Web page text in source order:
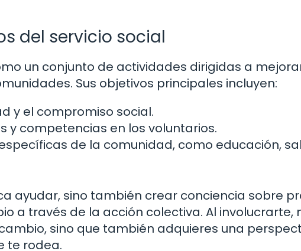
del servicio social
un conjunto de actividades dirigidas a
Sus objetivos principales incluyen:
y el compromiso social.
y competencias en los voluntarios.
de la comunidad, como educación,
ayudar, sino también crear conciencia sobre
a través de la acción colectiva. Al involucrarte,
sino que también adquieres una
te rodea.